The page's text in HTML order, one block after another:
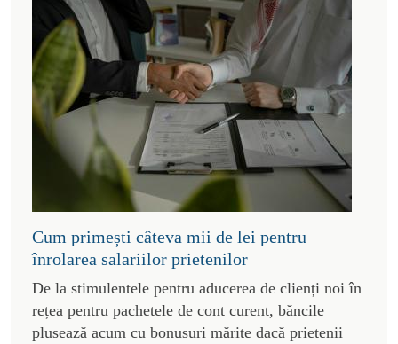
Cum primești câteva mii de lei pentru
înrolarea salariilor prietenilor
De la stimulentele pentru aducerea de clienți noi în
rețea pentru pachetele de cont curent, băncile
plusează acum cu bonusuri mărite dacă prietenii